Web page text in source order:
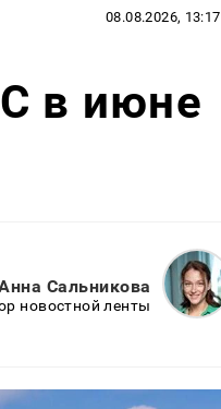
08.08.2026, 13:17
в июне
Сальникова
новостной ленты